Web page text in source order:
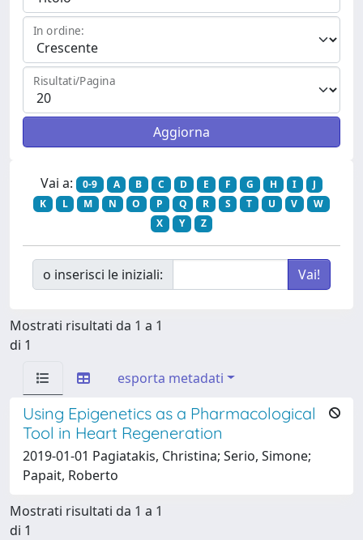
In ordine:
Risultati/Pagina
Vai a: 0-9 A B C D E F G H I
J
K
L M N O P Q R S T U V
W
X
Y Z
o inserisci le iniziali:
Mostrati risultati da 1 a 1
di 1
esporta metadati
Using Epigenetics as a Pharmacological
Tool in Heart Regeneration
2019-01-01 Pagiatakis, Christina; Serio, Simone;
Papait, Roberto
Mostrati risultati da 1 a 1
di 1